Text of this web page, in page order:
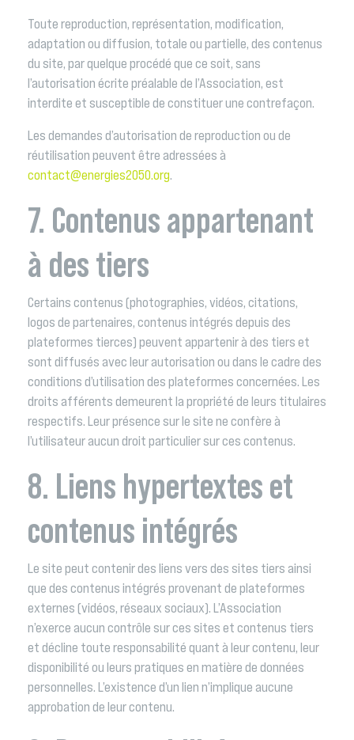
Toute reproduction, représentation, modification,
adaptation ou diffusion, totale ou partielle, des contenus
du site, par quelque procédé que ce soit, sans
l’autorisation écrite préalable de l’Association, est
interdite et susceptible de constituer une contrefaçon.
Les demandes d’autorisation de reproduction ou de
réutilisation peuvent être adressées à
contact@energies2050.org.
7. Contenus appartenant
à des tiers
Certains contenus (photographies, vidéos, citations,
logos de partenaires, contenus intégrés depuis des
plateformes tierces) peuvent appartenir à des tiers et
sont diffusés avec leur autorisation ou dans le cadre des
conditions d’utilisation des plateformes concernées. Les
droits afférents demeurent la propriété de leurs titulaires
respectifs. Leur présence sur le site ne confère à
l’utilisateur aucun droit particulier sur ces contenus.
8. Liens hypertextes et
contenus intégrés
Le site peut contenir des liens vers des sites tiers ainsi
que des contenus intégrés provenant de plateformes
externes (vidéos, réseaux sociaux). L’Association
n’exerce aucun contrôle sur ces sites et contenus tiers
et décline toute responsabilité quant à leur contenu, leur
disponibilité ou leurs pratiques en matière de données
personnelles. L’existence d’un lien n’implique aucune
approbation de leur contenu.